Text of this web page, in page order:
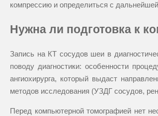
компрессию и определиться с
Нужна ли подготовка к
Запись на КТ сосудов шеи в
поводу диагностики: особенности
ангиохирурга, который выдаст
методов исследования (УЗДГ сосудов,
Перед компьютерной томографией нет